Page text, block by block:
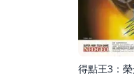
得點王3：